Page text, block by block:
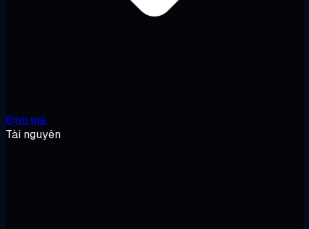
Định giá
Tài nguyên